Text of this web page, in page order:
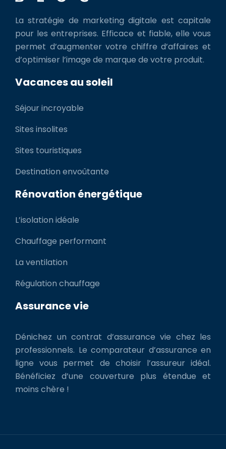
La stratégie de marketing digitale est capitale
pour les entreprises. Efficace et fiable, elle vous
permet d’augmenter votre chiffre d’affaires et
d’optimiser l’image de marque de votre produit.
Vacances au soleil
Séjour incroyable
Sites insolites
Sites touristiques
Destination envoûtante
Rénovation énergétique
L’isolation idéale
Chauffage performant
La ventilation
Régulation chauffage
Assurance vie
Dénichez un contrat d’assurance vie chez les
professionnels. Le comparateur d’assurance en
ligne vous permet de choisir l’assureur idéal.
Bénéficiez d’une couverture plus étendue et
moins chère !